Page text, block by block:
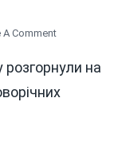
A CommentOn
КУПИТИ
НОВОРІЧНУ
розгорнули на